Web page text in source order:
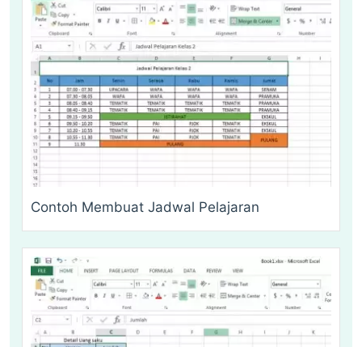
Contoh Membuat Jadwal Pelajaran